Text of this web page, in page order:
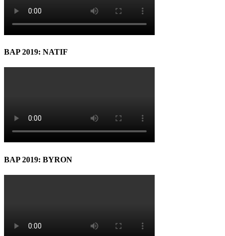
BAP 2019: NATIF
BAP 2019: BYRON